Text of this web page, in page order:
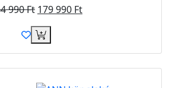
990Ft 179 990 Ft